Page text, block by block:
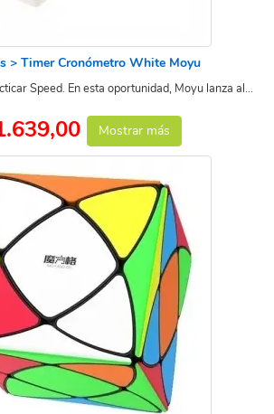
> Timer Cronómetro White Moyu
Speed. En esta oportunidad, Moyu lanza al...
Mostrar más